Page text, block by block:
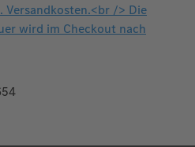
Versandkosten.<br /> Die
wird im Checkout nach